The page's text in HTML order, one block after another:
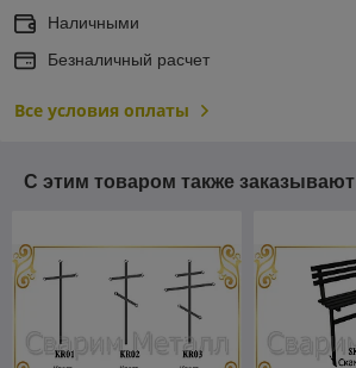
Наличными
Безналичный расчет
Все условия оплаты
С этим товаром также заказывают